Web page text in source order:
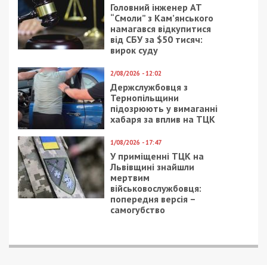
Головний інженер АТ
“Смоли” з Кам’янського
намагався відкупитися
від СБУ за $50 тисяч:
вирок суду
2/08/2026 - 12:02
Держслужбовця з
Тернопільщини
підозрюють у вимаганні
хабаря за вплив на ТЦК
1/08/2026 - 17:47
У приміщенні ТЦК на
Львівщині знайшли
мертвим
військовослужбовця:
попередня версія –
самогубство